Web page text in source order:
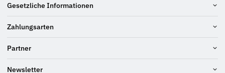
Gesetzliche Informationen
Zahlungsarten
Partner
Newsletter